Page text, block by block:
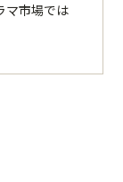
マ市場では